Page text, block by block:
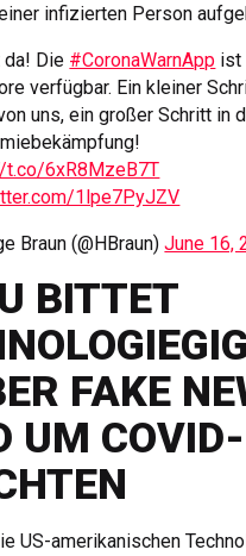
infizierten Person
Die #CoronaWarnApp ist
verfügbar. Ein kleiner
uns, ein großer Schritt in
t.co/6xR8MzeB7T
1lpe7PyJZV
Braun (@HBraun)June 16,
BITTET
FAKE
UM
US-amerikanischen